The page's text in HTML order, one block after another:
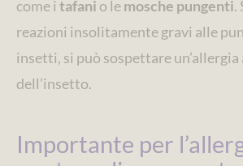
come i tafani o lemosche pungenti.
reazioni insolitamente gravi alle
insetti, si può sospettare un’allergia
dell’insetto.
Importante per